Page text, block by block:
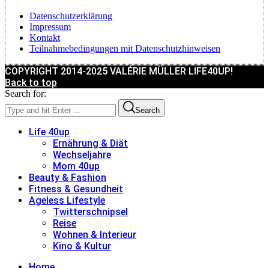
Datenschutzerklärung
Impressum
Kontakt
Teilnahmebedingungen mit Datenschutzhinweisen
COPYRIGHT 2014-2025 VALÉRIE MÜLLER LIFE40UP!
Back to top
Search for:
Search
Life 40up
Ernährung & Diät
Wechseljahre
Mom 40up
Beauty & Fashion
Fitness & Gesundheit
Ageless Lifestyle
Twitterschnipsel
Reise
Wohnen & Interieur
Kino & Kultur